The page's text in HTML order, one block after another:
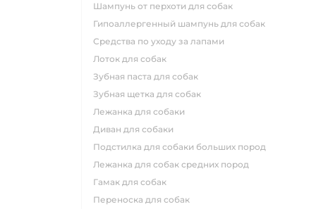
шампунь от перхоти для собак
гипоаллергенный шампунь для собак
средства по уходу за лапами
лоток для собак
зубная паста для собак
зубная щетка для собак
лежанка для собаки
диван для собаки
подстилка для собаки больших пород
лежанка для собак средних пород
гамак для собак
переноска для собак